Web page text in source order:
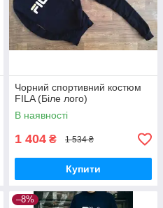
Чорний спортивний костюм
FILA (Біле лого)
В наявності
1 404 ₴ 1 534 ₴
Купити
–8%